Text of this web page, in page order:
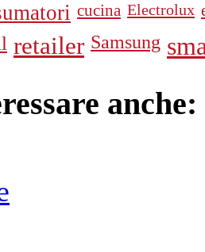
cucina Electrolux
retailer Samsung
anche: